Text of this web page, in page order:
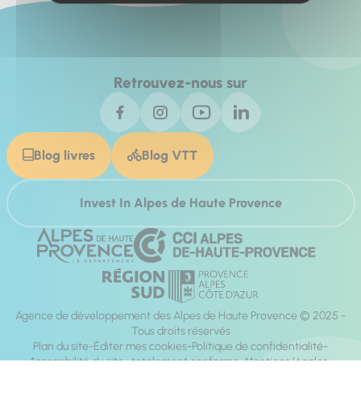
Retrouvez-nous sur
Blog livres Blog VTT
Invest In Alpes de Haute Provence
Agence de développement des Alpes de Haute Provence © 2025 -
Tous droits réservés
Plan du site Éditer mes cookies Politique de confidentialité
Accessibilité du site : totalement conforme Mentions légales